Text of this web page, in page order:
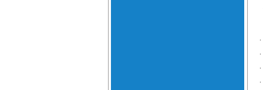
.
.
.
.